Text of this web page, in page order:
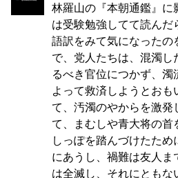
林羅山の『本朝通鑑』に
は受験勉強してて読んだ
語訳をみて気になったの
で、党人たちは、混濁
るべき官位につかず、濁
よって救済しようとおも
て、汚濁のやからを激発
て、まむしや青大将の首
しっぽを踏んづけたた
にあうし、禍難は友人ま
は全滅し、それにともな